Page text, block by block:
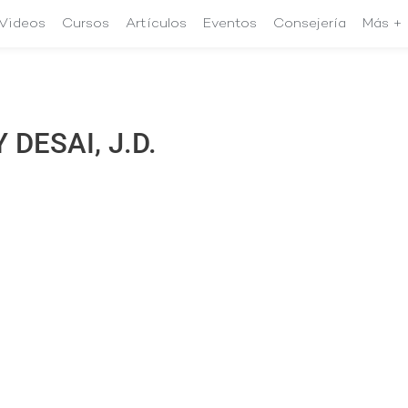
Cursos Artículos Eventos Consejería Más +
DESAI, J.D.